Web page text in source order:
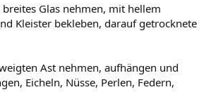
Glas nehmen, mit hellem
Kleister bekleben, darauf getrocknete
Ast nehmen, aufhängen und
Eicheln, Nüsse, Perlen, Federn,